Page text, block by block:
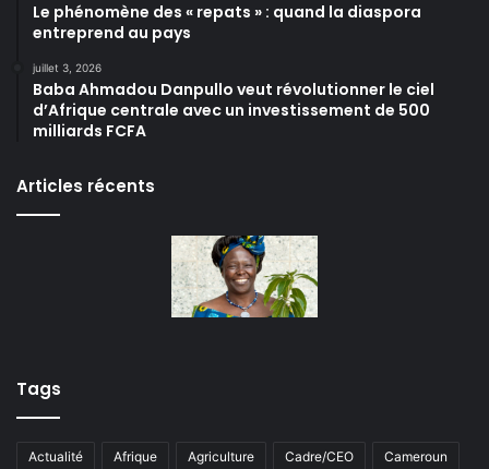
Le phénomène des « repats » : quand la diaspora
entreprend au pays
juillet 3, 2026
Baba Ahmadou Danpullo veut révolutionner le ciel
d’Afrique centrale avec un investissement de 500
milliards FCFA
Articles récents
Tags
Actualité Afrique Agriculture Cadre/CEO Cameroun